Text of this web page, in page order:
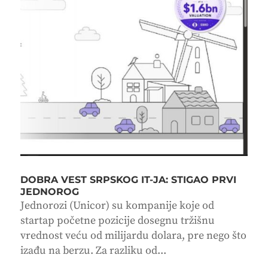
DOBRA VEST SRPSKOG IT-JA: STIGAO PRVI
JEDNOROG
Jednorozi (Unicor) su kompanije koje od
startap početne pozicije dosegnu tržišnu
vrednost veću od milijardu dolara, pre nego što
izađu na berzu. Za razliku od...